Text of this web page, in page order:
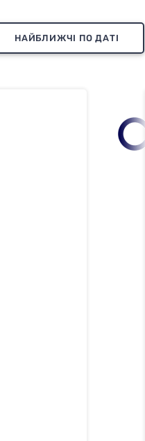
НАЙБЛИЖЧІ ПО ДАТІ